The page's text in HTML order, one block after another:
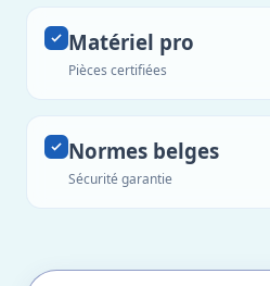
Matériel pro
Pièces certifiées
Normes belges
Sécurité garantie